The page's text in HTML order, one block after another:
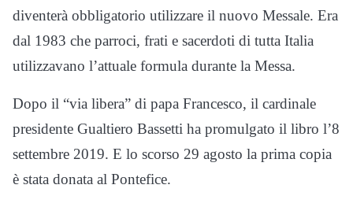
diventerà obbligatorio utilizzare il nuovo Messale. Era
dal 1983 che parroci, frati e sacerdoti di tutta Italia
utilizzavano l’attuale formula durante la Messa.
Dopo il “via libera” di papa Francesco, il cardinale
presidente Gualtiero Bassetti ha promulgato il libro l’8
settembre 2019. E lo scorso 29 agosto la prima copia
è stata donata al Pontefice.